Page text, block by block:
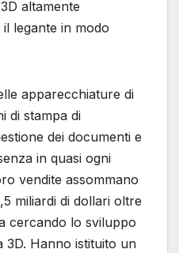
altamente
legante in modo
apparecchiature di
di stampa di
dei documenti e
in quasi ogni
vendite assommano
miliardi di dollari oltre
cercando lo sviluppo
3D. Hanno istituito un